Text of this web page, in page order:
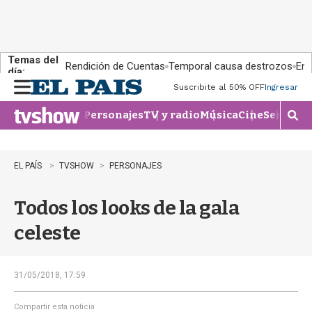
Temas del
día:
Rendición de Cuentas Temporal causa destrozos En
n
u
Suscribite al 50% OFFIngresar
PersonajesTV y radioMúsicaCineSeries
M
o
e
EL PAÍS TVSHOW PERSONAJES
Todos los looks de la gala
celeste
31/05/2018, 17:59
Compartir esta noticia